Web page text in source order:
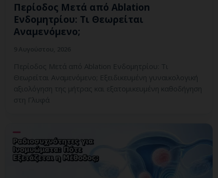
Περίοδος Μετά από Ablation
Ενδομητρίου: Τι Θεωρείται
Αναμενόμενο;
Περίοδος Μετά από Ablation Ενδομητρίου: Τι
Θεωρείται Αναμενόμενο; Εξειδικευμένη γυναικολογική
αξιολόγηση της μήτρας και εξατομικευμένη καθοδήγηση
στη Γλυφά